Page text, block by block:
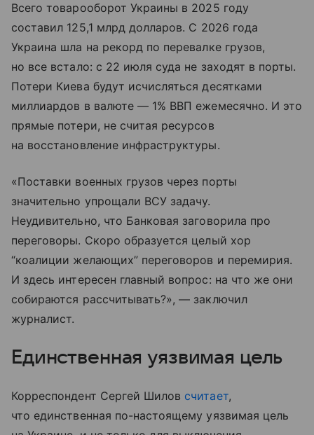
Всего товарооборот Украины в 2025 году
составил 125,1 млрд долларов. С 2026 года
Украина шла на рекорд по перевалке грузов,
но все встало: с 22 июля суда не заходят в порты.
Потери Киева будут исчисляться десятками
миллиардов в валюте — 1% ВВП ежемесячно. И это
прямые потери, не считая ресурсов
на восстановление инфраструктуры.
«Поставки военных грузов через порты
значительно упрощали ВСУ задачу.
Неудивительно, что Банковая заговорила про
переговоры. Скоро образуется целый хор
“коалиции желающих” переговоров и перемирия.
И здесь интересен главный вопрос: на что же они
собираются рассчитывать?», — заключил
журналист.
Единственная уязвимая цель
Корреспондент Сергей Шилов считает,
что единственная по-настоящему уязвимая цель